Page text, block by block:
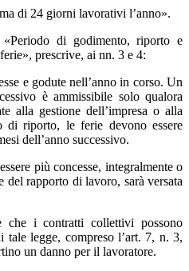
di 24 giorni lavorativi l’anno».
di godimento, riporto e
prescrive, ai nn. 3 e 4:
e godute nell’anno in corso. Un
è ammissibile solo qualora
alla gestione dell’impresa o alla
di riporto, le ferie devono essere
dell’anno successivo.
più concesse, integralmente o
del rapporto di lavoro, sarà versata
che i contratti collettivi possono
tale legge, compreso l’art. 7, n. 3,
un danno per il lavoratore.